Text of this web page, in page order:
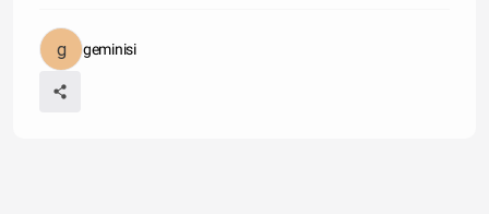
geminisi